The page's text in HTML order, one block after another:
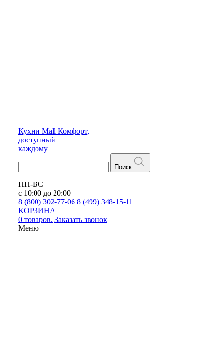
Кухни Mall Комфорт,
доступный
каждому
Поиск
ПН-ВС
с 10:00 до 20:00
8 (800) 302-77-06 8 (499) 348-15-11
КОРЗИНА
0 товаров. Заказать звонок
Меню